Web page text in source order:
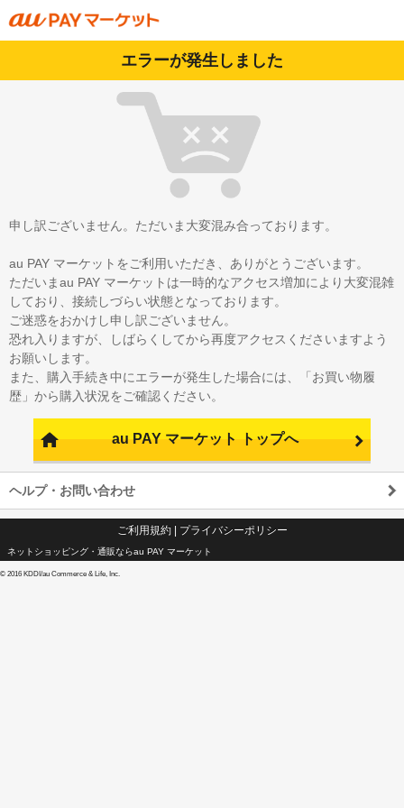
エラーが発生しました
申し訳ございません。ただいま大変混み合っております。
au PAY マーケットをご利用いただき、ありがとうございます。
ただいまau PAY マーケットは一時的なアクセス増加により大変混雑
しており、接続しづらい状態となっております。
ご迷惑をおかけし申し訳ございません。
恐れ入りますが、しばらくしてから再度アクセスくださいますよう
お願いします。
また、購入手続き中にエラーが発生した場合には、「お買い物履
歴」から購入状況をご確認ください。
au PAY マーケット トップへ
ヘルプ・お問い合わせ
ご利用規約| プライバシーポリシー
ネットショッピング・通販ならau PAY マーケット
© 2016 KDDI/au Commerce & Life, Inc.